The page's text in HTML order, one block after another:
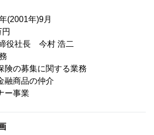
年)9月
役社長 今村 浩二
集に関する業務
品の仲介
業